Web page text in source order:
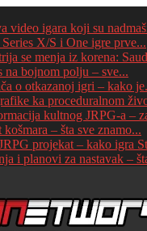
video igara koji su
X/S i One igre prve...
se menja iz korena:
na bojnom polju – sve...
o otkazanoj igri – kako
ka proceduralnom
kultnog JRPG-a –
– šta sve znamo...
projekat – kako igra
i planovi za nastavak –